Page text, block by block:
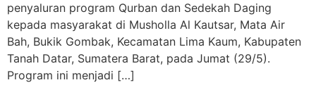
penyaluran program Qurban dan Sedekah Daging
kepada masyarakat di Musholla Al Kautsar, Mata Air
Bah, Bukik Gombak, Kecamatan Lima Kaum, Kabupaten
Tanah Datar, Sumatera Barat, pada Jumat (29/5).
Program ini menjadi […]